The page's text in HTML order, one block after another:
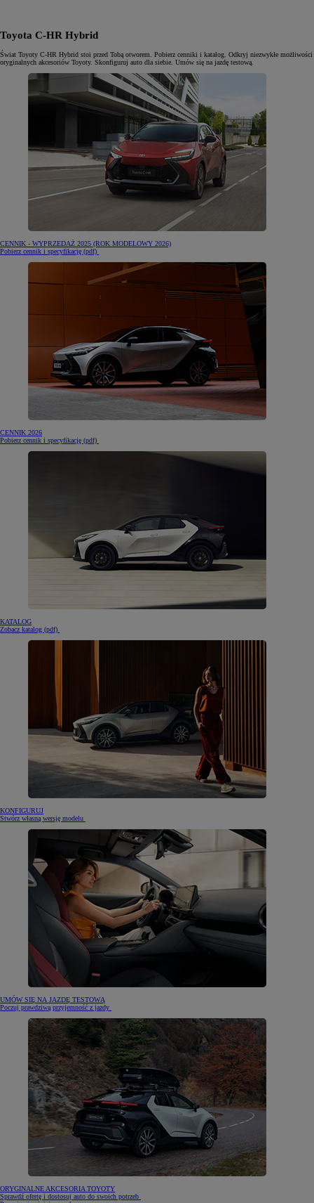
Toyota C-HR Hybrid
Świat Toyoty C-HR Hybrid stoi przed Tobą otworem. Pobierz cenniki i katalog. Odkryj niezwykłe możliwości
oryginalnych akcesoriów Toyoty. Skonfiguruj auto dla siebie. Umów się na jazdę testową.
CENNIK - WYPRZEDAŻ 2025 (ROK MODELOWY 2026)
Pobierz cennik i specyfikację (pdf)
CENNIK 2026
Pobierz cennik i specyfikację (pdf)
KATALOG
Zobacz katalog (pdf)
KONFIGURUJ
Stwórz własną wersję modelu
UMÓW SIĘ NA JAZDĘ TESTOWĄ
Poczuj prawdziwą przyjemność z jazdy
ORYGINALNE AKCESORIA TOYOTY
Sprawdź ofertę i dostosuj auto do swoich potrzeb